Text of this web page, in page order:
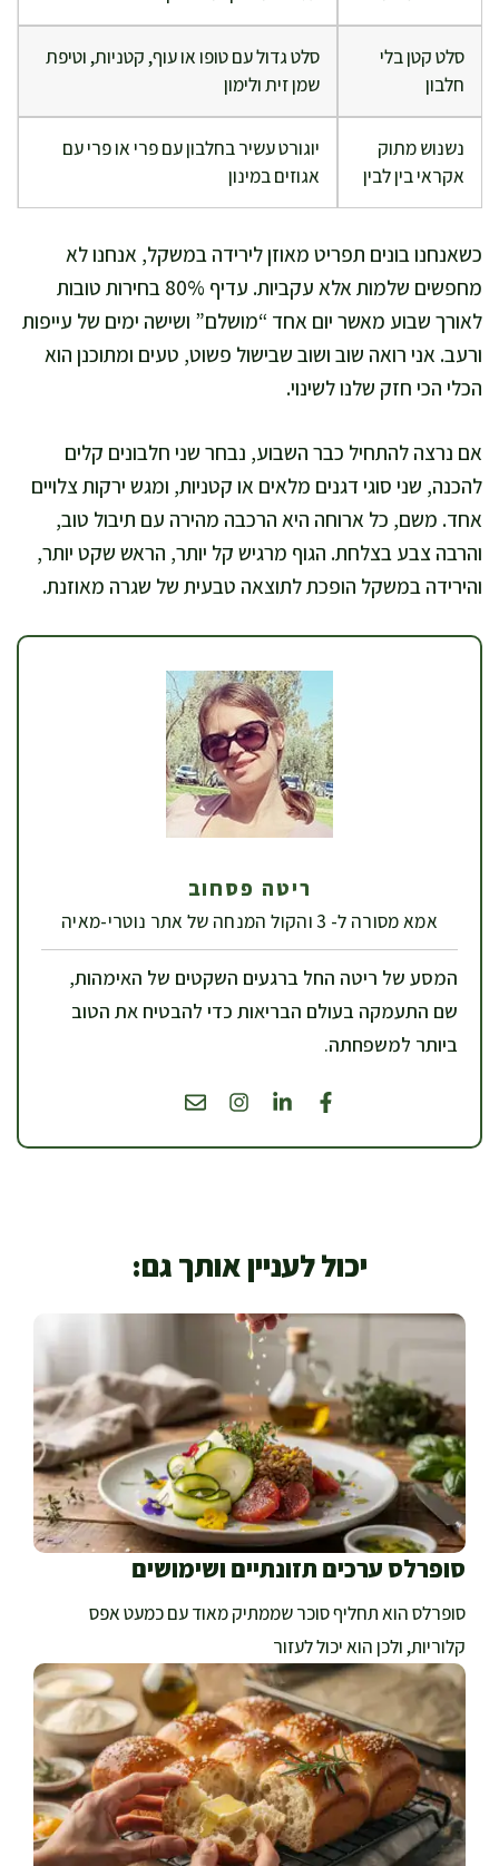
סלט קטן בלי
חלבון
סלט גדול עם טופו או עוף, קטניות, וטיפת
שמן זית ולימון
נשנוש מתוק
אקראי בין לבין
יוגורט עשיר בחלבון עם פרי או פרי עם
אגוזים במינון
כשאנחנו בונים תפריט מאוזן לירידה במשקל, אנחנו לא
מחפשים שלמות אלא עקביות. עדיף 80% בחירות טובות
לאורך שבוע מאשר יום אחד “מושלם” ושישה ימים של עייפות
ורעב. אני רואה שוב ושוב שבישול פשוט, טעים ומתוכנן הוא
הכלי הכי חזק שלנו לשינוי.
אם נרצה להתחיל כבר השבוע, נבחר שני חלבונים קלים
להכנה, שני סוגי דגנים מלאים או קטניות, ומגש ירקות צלויים
אחד. משם, כל ארוחה היא הרכבה מהירה עם תיבול טוב,
והרבה צבע בצלחת. הגוף מרגיש קל יותר, הראש שקט יותר,
והירידה במשקל הופכת לתוצאה טבעית של שגרה מאוזנת.
ריטה פסחוב
אמא מסורה ל- 3 והקול המנחה של אתר נוטרי-מאיה
המסע של ריטה החל ברגעים השקטים של האימהות,
שם התעמקה בעולם הבריאות כדי להבטיח את הטוב
ביותר למשפחתה.
יכול לעניין אותך גם:
סופרלס ערכים תזונתיים ושימושים
סופרלס הוא תחליף סוכר שממתיק מאוד עם כמעט אפס
קלוריות, ולכן הוא יכול לעזור